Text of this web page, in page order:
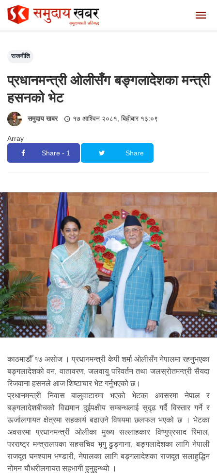
राजनीति
प्रधानमन्त्री ओलीसँग बङ्गलादेशका मन्त्री
हसनको भेट
समुदाय खबर १७ आश्विन २०८१, बिहीबार १३:०९
Array
Share - 1
Share
काठमाडौँ १७ असोज । प्रधानमन्त्री केपी शर्मा ओलीसँग नेपालमा रहनुभएका
बङ्गलादेशको वन, वातावरण, जलवायु परिवर्तन तथा जलस्रोतमन्त्री सैयदा
रिजवाना हसनले आज शिष्टाचार भेट गर्नुभएको छ।
प्रधानमन्त्री निवास बालुवाटारमा भएको भेटका अवसरमा नेपाल र
बङ्गलादेशबीचको विद्यमान दुईपक्षीय सम्बन्धलाई सुदृढ गर्दै विस्तार गर्ने र
ऊर्जालगायत क्षेत्रमा सहकार्य बढाउने विषयमा छलफल भएको छ । भेटका
अवसरमा प्रधानमन्त्री ओलीका मुख्य सल्लाहकार विष्णुप्रसाद रिमाल,
परराष्ट्र मन्त्रालयका सहसचिव भृगु ढुङ्गाना, बङ्गलादेशका लागि नेपाली
राजदूत घनश्याम भण्डारी, नेपालका लागि बङ्गलादेशका राजदूत सलाहुद्धिन
नोमन चौधरीलगायत सहभागी हुनुहुन्थ्यो ।